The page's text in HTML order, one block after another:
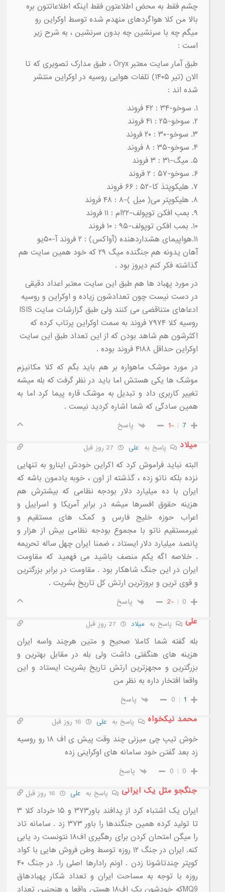
چشم فقط به محض اطلاعتون فقط اینکه اطلاعاتتون بره
بالا من کلا هواگردهای منهدم شده توسط اوکراین رو
میگم چه با سرنشین چه بدون سرنشین ، به شرح زیر
است :
طبق آمار سایت معتبر Oryx ، طبق مدارک تصویری که تا
الان (تیر ۱۴۰۵) تلفات هوایی روسیه در اوکراین منتشر
شده اند :
۱. سوخو-۳۴ : ۴۲ فروند
۲. سوخو-۲۵ : ۴۱ فروند
۳. سوخو-۳۰ : ۲۰ فروند
۴. سوخو-۳۵ : ۸ فروند
۵. میگ-۳۱ : ۳ فروند
۶. سوخو-۵۷ : ۲ فروند
۷. هلیکوپتذ کا-۵۲ : ۶۶ فروند
۸. هلیکوپتر می( میل )-۸ : ۴۸ فروند
۹. بمب افکن توپولف-۲۲ام : ۱۱ فروند
۱۰. بمب افکن توپولف-۹۵ : ۱۰ فروند
۱۱.هواپیمای هشداردهنده (آواکس) : ۲ فروند آ-۵۰یو
آهان یدونه هم جنگنده میگ ۲۹ که خود همین سایت هم
گذاشته فکر کنم دیروز بود .
در مورد پهباد ها هم طبق این سایت معتبر اعداد دقیقی
در دست نیست چون تعدادشون زیاده و اوکراین و روسیه
ادعاهای متناقضی می کنند ولی طبق گزارشات سایت ISIS
روسیه کلا ۷۹۷۴ فروند به سمت اوکراین پرتاب کرده که
اکثرشون هم شاهد بودن که از این تعداد طبق این سایت
اوکراین حداقل ۴۱۸۸ فروند بوده .
در مورد موشک ماهواره بر هم باید بگم که کلا مکانیزم
موشک ها یکی هستش اما باید در نظر گرفت که بله میشه
تغییر کاربری داد و تبدیل به موشک قاره پیما کرد اما به
همین سادگی که شما اشاره کردید نیست .
7
-1 پاسخ
میلاد پاسخ به علی
البته نباید فراموش کرد که اکراین خودش اینارو به تنهایی
نزده بلکه ناتو زده ، گذشته از اون ، خوبه یادمون باشه که
ایران با ده میلیارد دلار بودجه نظامی که بیشترش هم
هزینه حقوق افسرها میشه در برابر آمریکا و اسراییل و
اعراب حوزه خلیج فارس و کمک های مستقیم و
غیرمستقیم ناتو با مجموع بودجه نظامی بیش از هزار و
پانصد میلیارد دلار ایستاد ، ضمنا ایران چهل ساله تحریمه
. خلاصه اگه یکم منصف باشید می فهمید که مقاومت
ایران در این جنگ شاهکار بود . مقاومت در برابر بزرگترین
و قوی ترین و بروزترین ارتش کل تاریخ بشریت .
0
-2 پاسخ
علی پاسخ به میلاد 27 روز قبل
بله گفته شما کاملا صحیح و متین هرچند واسه ایران
هزینه های هنگفتی داشت ولی بله در مقابل بهترین و
بزرگترین و مجهزترین ارتش تاریخ بشریت ایستاد و این
واقعا افتخار داره به نظر من
1
0 پاسخ
محمد نیکخواه پاسخ به علی
خوش تیپ چی میزنی چند وقت پیش ی اف ۱۸ رو روسیه
زد بعد گفتن خود سامانه های اوکراینی زده
0
0 پاسخ
جنگجو مثل یک ایرانی پاسخ به علی
ایران یک اشتباه کرد از پدافند باور۳۷۳ و ۱۵ خرداد کلا ۳
تا تولید کرده همین جنگندها را باور ۳۷۳ زد . سامانه تاد
را میگن امتحان کردن برای رهگیری اف۱۸ نتونست رد یابی
کنه. ایران در جنگ ۱۲ روزه توسط وطن فروش هایی با کواد
کوپتر چندتاشونا زدن . اونم رادارها اصلی را. در جنگ ۴۰
روزه با توجه به مساحت ایران و تعداد شکار پهبادهاق